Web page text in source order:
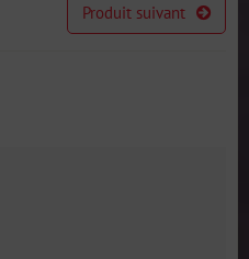
Produit suivant